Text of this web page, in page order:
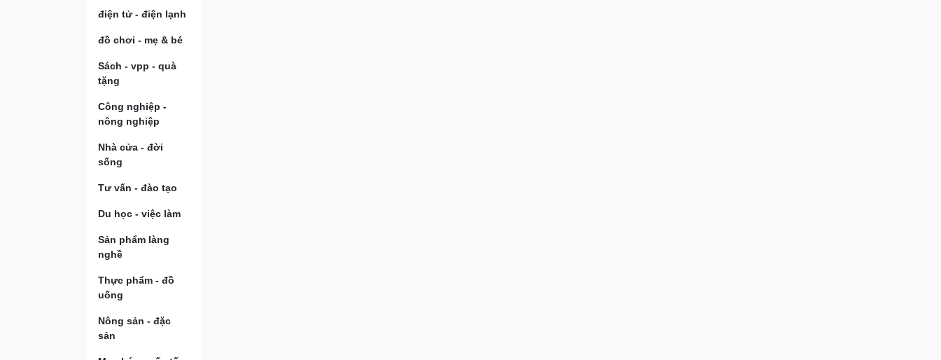
điện tử - điện lạnh
đồ chơi - mẹ & bé
Sách - vpp - quà
tặng
Công nghiệp -
nông nghiệp
Nhà cửa - đời
sống
Tư vấn - đào tạo
Du học - việc làm
Sản phẩm làng
nghề
Thực phẩm - đồ
uống
Nông sản - đặc
sản